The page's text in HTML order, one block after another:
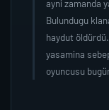
ayni zamanda
Bulundugu
haydut
yasamina
oyuncusu